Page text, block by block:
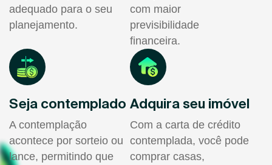
adequado para o seu
planejamento.
com maior
previsibilidade
financeira.
Seja contemplado
A contemplação
acontece por sorteio ou
lance, permitindo que
Adquira seu imóvel
Com a carta de crédito
contemplada, você pode
comprar casas,